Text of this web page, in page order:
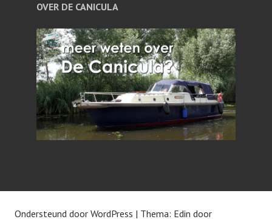
OVER DE CANICULA
Ondersteund door WordPress | Thema: Edin door